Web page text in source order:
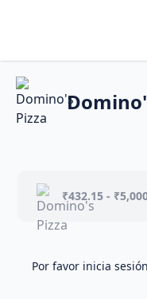
₹432.15 -
Por favor inicia